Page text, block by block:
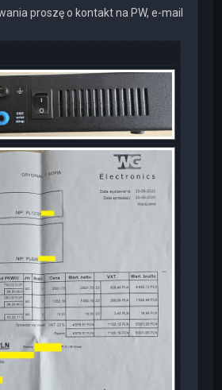
proszę o kontakt na PW, e-mail